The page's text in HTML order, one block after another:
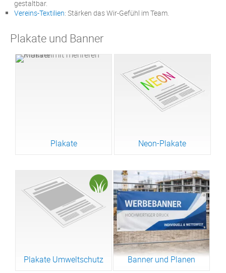
gestaltbar.
Vereins-Textilien: Stärken das Wir-Gefühl im Team.
Plakate und Banner
Plakate Neon-Plakate
Plakate Umweltschutz Banner und Planen